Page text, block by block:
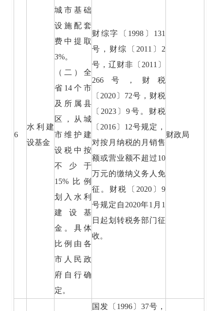
6
水利建
设基金
城市基础
设施配套
费中提取
3%。
（二）全
省14个市
及所属县
区，从城
市维护建
设税中按
不少于
15%比例
划入水利
建设基
金。具体
比例由各
市人民政
府自行确
定。
财综字〔1998〕131
号，财综〔2011〕2
号，辽财非〔2011〕
266号，财税
〔2020〕72号，财税
〔2023〕9号。财税
〔2016〕12号规定，
对按月纳税的月销售
额或营业额不超过10
万元的缴纳义务人免
征。财税〔2020〕9
号规定自2020年1月1
日起划转税务部门征
收。
财政局
国发〔1996〕37号，